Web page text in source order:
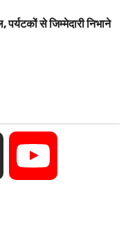
से जिम्मेदारी निभाने